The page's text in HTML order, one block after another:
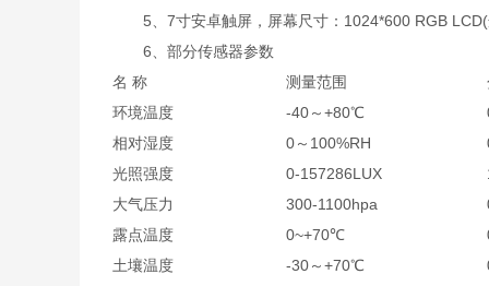
5、7寸安卓触屏，屏幕尺寸：1024*600 RGB LCD(
6、部分传感器参数
名 称
测量范围
环境温度
-40～+80℃
相对湿度
0～100%RH
光照强度
0-157286LUX
大气压力
300-1100hpa
露点温度
0~+70℃
土壤温度
-30～+70℃